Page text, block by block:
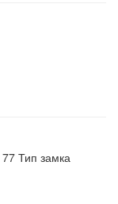
77 Тип замка